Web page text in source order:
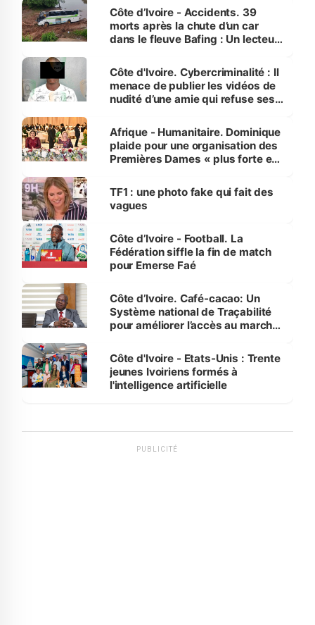
Côte d’Ivoire - Accidents. 39
morts après la chute d’un car
dans le fleuve Bafing : Un lecteur
des Transports
Côte d'Ivoire. Cybercriminalité : Il
menace de publier les vidéos de
nudité d’une amie qui refuse ses
Afrique - Humanitaire. Dominique
plaide pour une organisation des
Premières Dames « plus forte et
sur la scène internationale »
TF1 : une photo fake qui fait des
vagues
Côte d’Ivoire - Football. La
Fédération siffle la fin de match
pour Emerse Faé
Côte d’Ivoire. Café-cacao: Un
Système national de Traçabilité
pour améliorer l’accès au marché
Côte d'Ivoire - Etats-Unis : Trente
jeunes Ivoiriens formés à
l'intelligence artificielle
PUBLICITÉ